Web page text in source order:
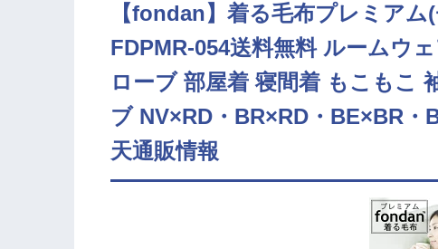
【fondan】着る毛布プレミア
FDPMR-054送料無料 ルームウ
ローブ 部屋着 寝間着 もこもこ
ブ NV×RD・BR×RD・BE×BR
天通販情報